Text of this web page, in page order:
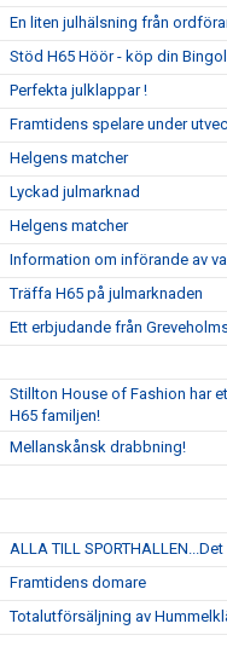
En liten julhälsning från
Stöd H65 Höör - köp din
Perfekta julklappar !
Framtidens spelare under
Helgens matcher
Lyckad julmarknad
Helgens matcher
Information om införande av
Träffa H65 på julmarknaden
Ett erbjudande från
Stillton House of Fashion har
H65 familjen!
Mellanskånsk drabbning!
ALLA TILL
Framtidens domare
Totalutförsäljning av